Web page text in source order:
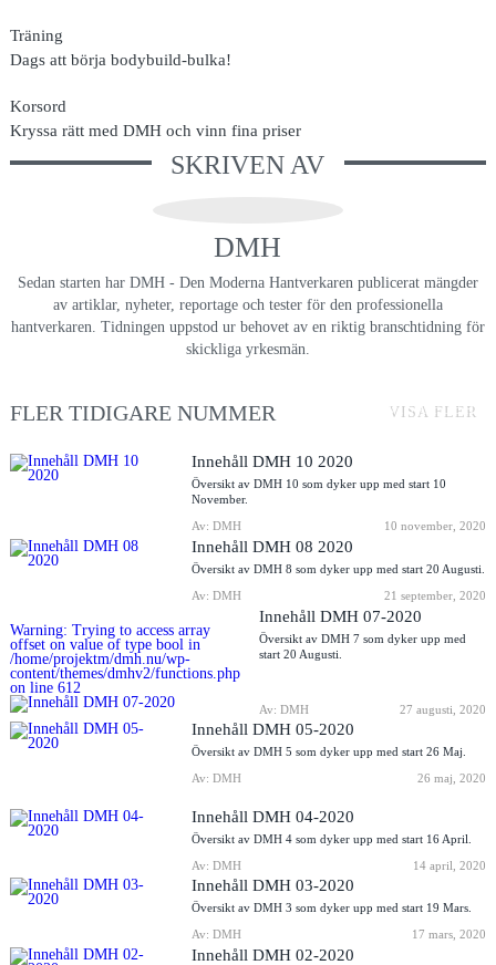
Träning
Dags att börja bodybuild-bulka!
Korsord
Kryssa rätt med DMH och vinn fina priser
SKRIVEN AV
DMH
Sedan starten har DMH - Den Moderna Hantverkaren publicerat mängder
av artiklar, nyheter, reportage och tester för den professionella
hantverkaren. Tidningen uppstod ur behovet av en riktig branschtidning för
skickliga yrkesmän.
FLER TIDIGARE NUMMER VISA FLER
Innehåll DMH 10 2020
Översikt av DMH 10 som dyker upp med start 10
November.
Av: DMH
10 november, 2020
Innehåll DMH 08 2020
Översikt av DMH 8 som dyker upp med start 20 Augusti.
Av: DMH
21 september, 2020
Warning: Trying to access array
offset on value of type bool in
/home/projektm/dmh.nu/wp-
content/themes/dmhv2/functions.php
on line 612
Innehåll DMH 07-2020
Översikt av DMH 7 som dyker upp med
start 20 Augusti.
Av: DMH 27 augusti, 2020
Innehåll DMH 05-2020
Översikt av DMH 5 som dyker upp med start 26 Maj.
Av: DMH
26 maj, 2020
Innehåll DMH 04-2020
Översikt av DMH 4 som dyker upp med start 16 April.
Av: DMH
14 april, 2020
Innehåll DMH 03-2020
Översikt av DMH 3 som dyker upp med start 19 Mars.
Av: DMH
17 mars, 2020
Innehåll DMH 02-2020